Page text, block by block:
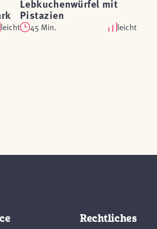
leicht
Lebkuchenwürfel mit
Pistazien
45 Min. leicht
Rechtliches